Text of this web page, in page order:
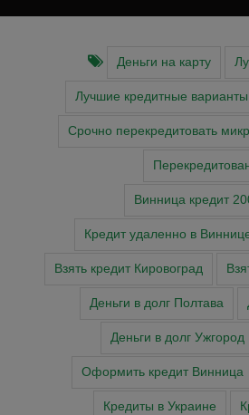
Деньги на карту
Лучшие кредитные варианты
Срочно перекредитовать
Винница кредит
Кредит удаленно в
Взять кредит Кировоград
Деньги в долг Полтава
Деньги в долг Ужгород
Оформить кредит Винница
Кредиты в Украине